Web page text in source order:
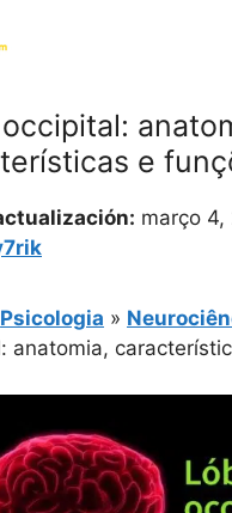
e
março 4,
Psicologia »
anatomia,